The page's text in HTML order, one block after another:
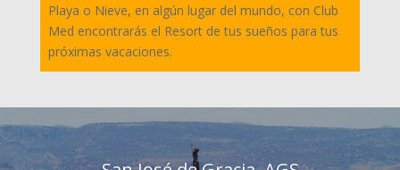
Playa o Nieve, en algún lugar del mundo, con Club
Med encontrarás el Resort de tus sueños para tus
próximas vacaciones.